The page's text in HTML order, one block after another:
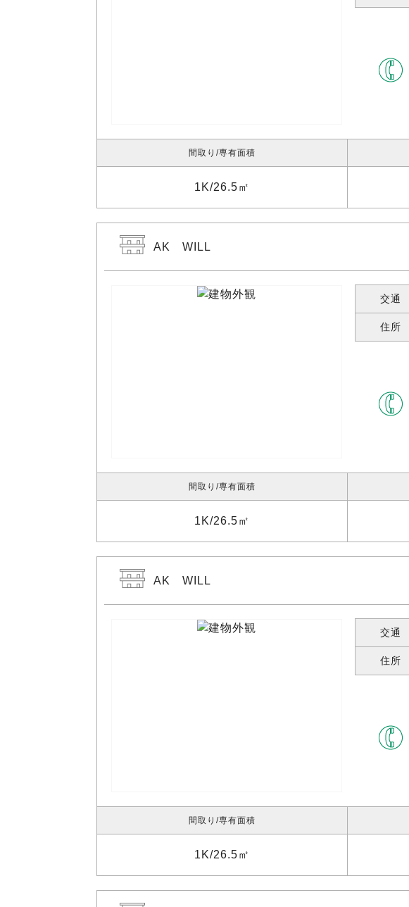
間取り 専有面積
1K 26.5㎡
AK WILL
交通
住所
間取り 専有面積
1K 26.5㎡
AK WILL
交通
住所
間取り 専有面積
1K 26.5㎡